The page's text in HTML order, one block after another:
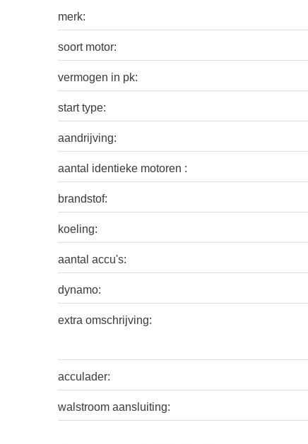
merk:
soort motor:
vermogen in pk:
start type:
aandrijving:
aantal identieke motoren :
brandstof:
koeling:
aantal accu's:
dynamo:
extra omschrijving:
acculader:
walstroom aansluiting: